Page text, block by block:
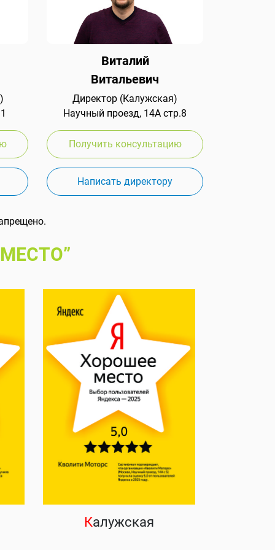
Виталий
Витальевич
Директор (Калужская)
Научный проезд, 14А стр.8
Получить консультацию
Написать директору
Калужская